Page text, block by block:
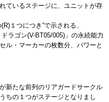
ているステージに、ユニットが存
１つにつき”で示される、
ラゴン(V-BT05/005)」の永続能力
ル・マーカーの枚数分、パワーと
新たな前列のリアガードサークル
ちの１つがステージとなりまし